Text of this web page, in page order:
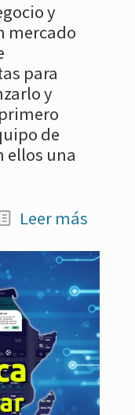
y
mercado
para
y
de
ellos una
Leer más